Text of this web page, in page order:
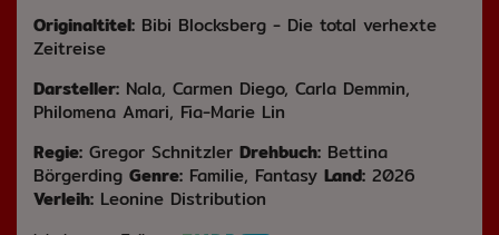
Originaltitel: Bibi Blocksberg - Die total verhexte
Zeitreise
Darsteller: Nala, Carmen Diego, Carla Demmin,
Philomena Amari, Fia-Marie Lin
Regie: Gregor Schnitzler Drehbuch: Bettina
Börgerding Genre: Familie, Fantasy Land: 2026
Verleih: Leonine Distribution